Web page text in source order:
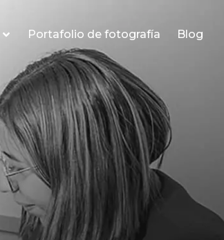
Portafolio de fotografía Blog